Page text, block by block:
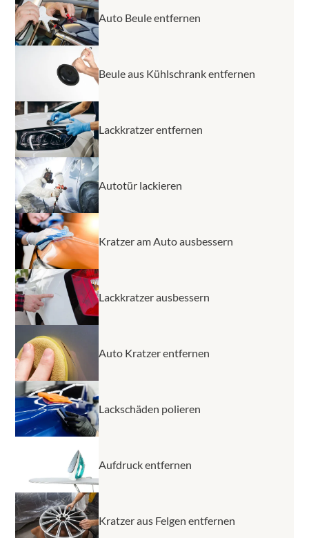
Kosten liegen dabei jedoch pro Delle zwischen 30 und
120 Euro.
Auto Beule entfernen
Beule aus Kühlschrank entfernen
Lackkratzer entfernen
Autotür lackieren
Kratzer am Auto ausbessern
Lackkratzer ausbessern
Auto Kratzer entfernen
Lackschäden polieren
Aufdruck entfernen
Kratzer aus Felgen entfernen